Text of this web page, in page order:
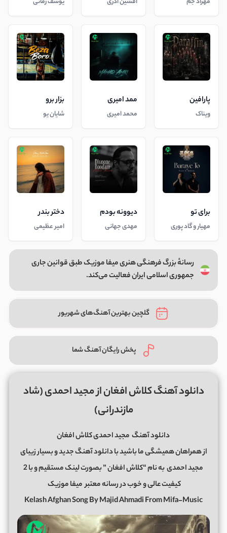
پارافین
ویناک
ممد امیری
محمد امیری
بزار برو
شایان یو
برای تو
مهیار و گاد پوری
دیوونه بودم
مهدی جهانی
دختر بندر
امیر عظیمی
رسانهٔ بزرگ فرهنگی هنری میفا موزیک طبق قوانین جاری
جمهوری اسلامی ایران فعالیت می‌کند.
گلچین بهترین آهنگ‌های شهریور
پخش رایگان آهنگ شما
دانلود آهنگ کلاش افغان از مجید احمدی (شاد
مازندرانی)
دانلود آهنگ مجید احمدی کلاش افغان
از همراهان همیشگی ما باشید با دانلود آهنگ جدید و بسیار زیبای
مجید احمدی
به نام “کلاش افغان ” بصورت لینک مستقیم و با 2
کیفیت عالی و خوب در رسانه معتبرمیفا موزیک
Kelash Afghan Song By Majid Ahmadi From Mifa-Music